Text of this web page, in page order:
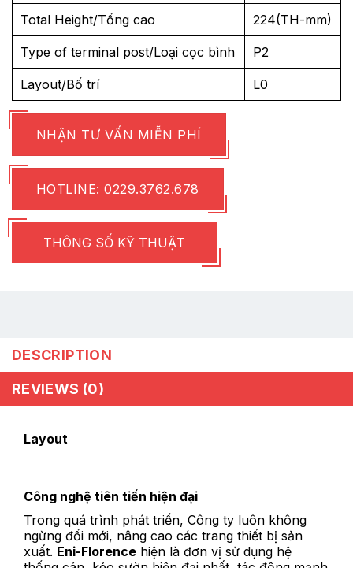
Total Height/Tổng cao 224(TH-mm)
Type of terminal post/Loại cọc bình P2
Layout/Bố trí L0
NHẬN TƯ VẤN MIỄN PHÍ
HOTLINE: 0229.3762.678
THÔNG SỐ KỸ THUẬT
DESCRIPTION
REVIEWS (0)
Layout
Công nghệ tiên tiến hiện đại
Trong quá trình phát triển, Công ty luôn không
ngừng đổi mới, nâng cao các trang thiết bị sản
xuất. Eni-Florence hiện là đơn vị sử dụng hệ